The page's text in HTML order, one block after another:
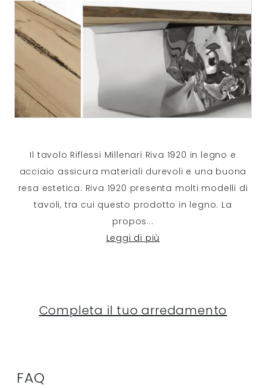
Il tavolo Riflessi Millenari Riva 1920 in legno e
acciaio assicura materiali durevoli e una buona
resa estetica. Riva 1920 presenta molti modelli di
tavoli, tra cui questo prodotto in legno. La
propos...
Leggi di più
Completa il tuo arredamento
FAQ